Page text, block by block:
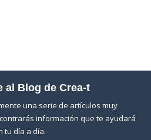
al Blog de Crea-t
una serie de artículos muy
información que te ayudará
tu día a día.